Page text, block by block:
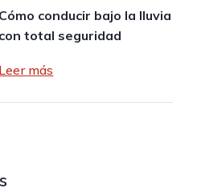
Cómo conducir bajo la lluvia
con total seguridad
Leer más